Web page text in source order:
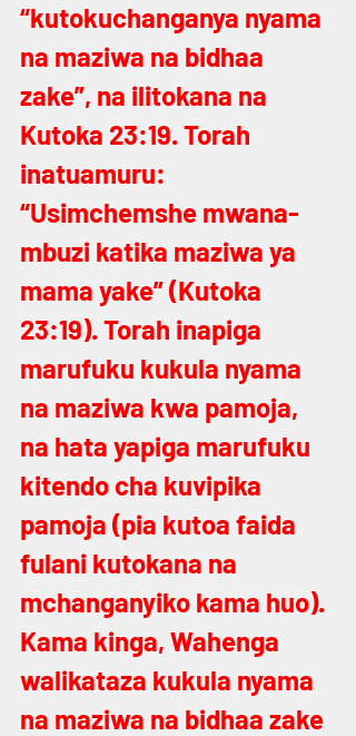
“kutokuchanganya nyama
na maziwa na bidhaa
zake”, na ilitokana na
Kutoka 23:19. Torah
inatuamuru:
“Usimchemshe mwana-
mbuzi katika maziwa ya
mama yake” (Kutoka
23:19). Torah inapiga
marufuku kukula nyama
na maziwa kwa pamoja,
na hata yapiga marufuku
kitendo cha kuvipika
pamoja (pia kutoa faida
fulani kutokana na
mchanganyiko kama huo).
Kama kinga, Wahenga
walikataza kukula nyama
na maziwa na bidhaa zake